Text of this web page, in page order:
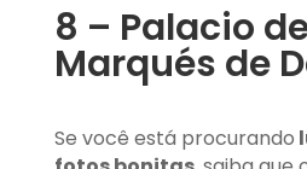
8 – Palacio
Marqués de
Se você está procurando